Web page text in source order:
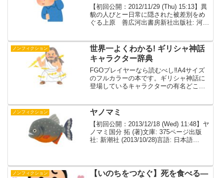
【初回公開：2012/11/29 (Thu) 15:13】異
貌の人びとー日常に隠された被差別をめ
ぐる上原 善広河出書房新社出版社: 河出
ノンフィクション
世界一よくわかる! ギリシャ神話
キャラクター辞典
FGOプレイヤーなら読むべし‼A4サイズ
のフルカラーの本です。ギリシャ神話に
登場しているキャラクターの有名どころ
かな？」ということで手に取りました。
１・オリュンポス１...
ノンフィクション ヤノマミ
【初回公開：2013/12/18 (Wed) 11:48】ヤ
ノマミ国分 拓 (著)文庫: 375ページ出版
社: 新潮社 (2013/10/28)言語: 日本語
ノンフィクション
【いのちをつなぐ】死を食べる―